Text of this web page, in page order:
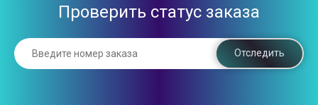
Проверить статус заказа
Отследить